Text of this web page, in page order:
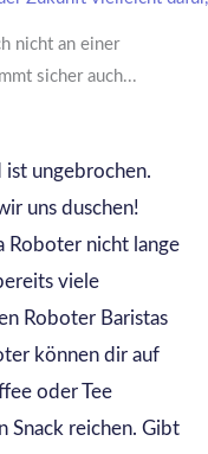
nicht an einer
sicher auch...
ist ungebrochen.
uns duschen!
Roboter nicht lange
viele
Roboter Baristas
können dir auf
oder Tee
Snack reichen. Gibt